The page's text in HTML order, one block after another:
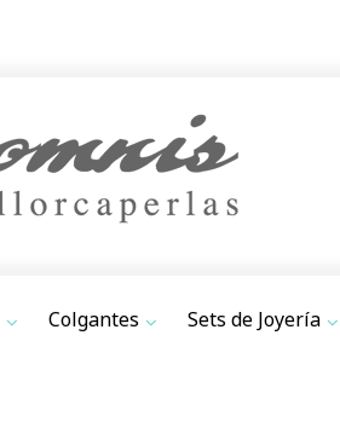
Colgantes Sets de Joyería